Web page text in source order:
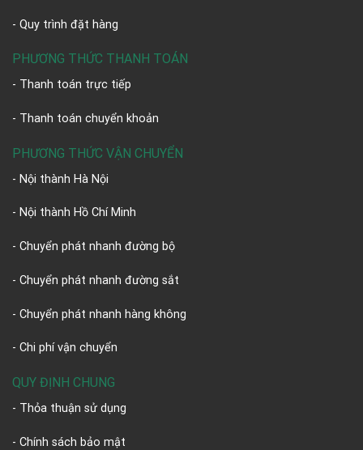
- Quy trình đặt hàng
PHƯƠNG THỨC THANH TOÁN
- Thanh toán trực tiếp
- Thanh toán chuyển khoản
PHƯƠNG THỨC VẬN CHUYỂN
- Nội thành Hà Nội
- Nội thành Hồ Chí Minh
- Chuyển phát nhanh đường bộ
- Chuyển phát nhanh đường sắt
- Chuyển phát nhanh hàng không
- Chi phí vận chuyển
QUY ĐỊNH CHUNG
- Thỏa thuận sử dụng
- Chính sách bảo mật